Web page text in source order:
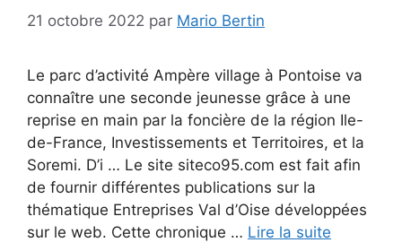
21 octobre 2022 par Mario Bertin
Le parc d’activité Ampère village à Pontoise va
connaître une seconde jeunesse grâce à une
reprise en main par la foncière de la région Ile-
de-France, Investissements et Territoires, et la
Soremi. D’i … Le site siteco95.com est fait afin
de fournir différentes publications sur la
thématique Entreprises Val d’Oise développées
sur le web. Cette chronique … Lire la suite